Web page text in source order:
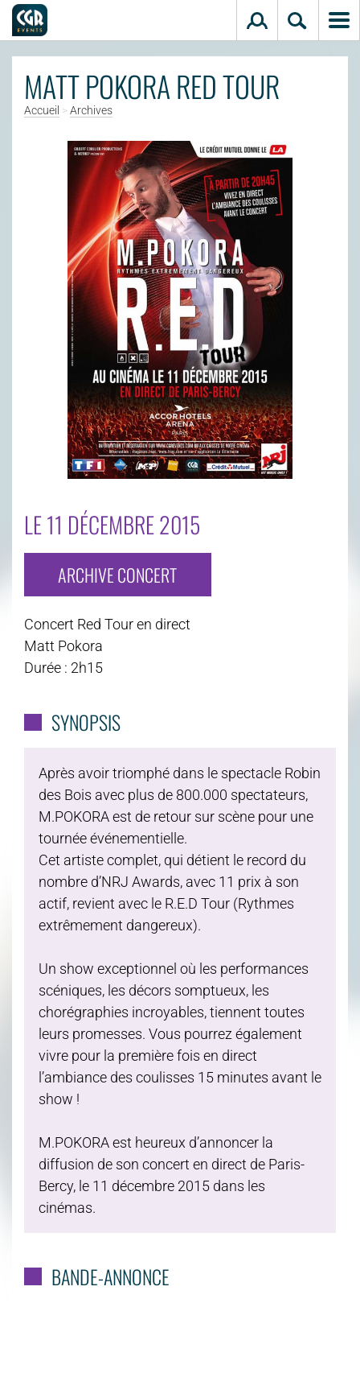
MATT POKORA RED TOUR
Accueil >Archives
LE 11 DÉCEMBRE 2015
ARCHIVE CONCERT
Concert Red Tour en direct
Matt Pokora
Durée : 2h15
SYNOPSIS
Après avoir triomphé dans le spectacle Robin
des Bois avec plus de 800.000 spectateurs,
M.POKORA est de retour sur scène pour une
tournée événementielle.
Cet artiste complet, qui détient le record du
nombre d’NRJ Awards, avec 11 prix à son
actif, revient avec le R.E.D Tour (Rythmes
extrêmement dangereux).
Un show exceptionnel où les performances
scéniques, les décors somptueux, les
chorégraphies incroyables, tiennent toutes
leurs promesses. Vous pourrez également
vivre pour la première fois en direct
l’ambiance des coulisses 15 minutes avant le
show !
M.POKORA est heureux d’annoncer la
diffusion de son concert en direct de Paris-
Bercy, le 11 décembre 2015 dans les
cinémas.
BANDE-ANNONCE